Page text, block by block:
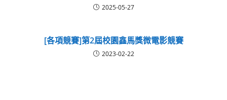
2025-05-27
[各項競賽]第2屆校園鑫馬獎微電影競賽
2023-02-22